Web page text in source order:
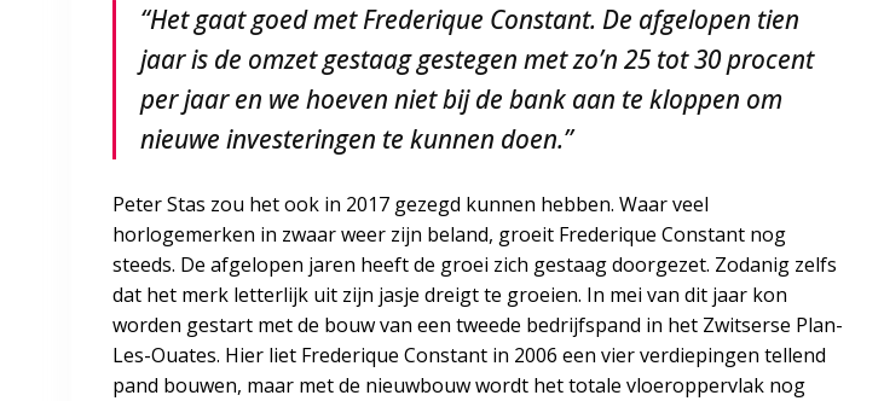
“Het gaat goed met Frederique Constant. De afgelopen tien
jaar is de omzet gestaag gestegen met zo’n 25 tot 30 procent
per jaar en we hoeven niet bij de bank aan te kloppen om
nieuwe investeringen te kunnen doen.”
Peter Stas zou het ook in 2017 gezegd kunnen hebben. Waar veel
horlogemerken in zwaar weer zijn beland, groeit Frederique Constant nog
steeds. De afgelopen jaren heeft de groei zich gestaag doorgezet. Zodanig zelfs
dat het merk letterlijk uit zijn jasje dreigt te groeien. In mei van dit jaar kon
worden gestart met de bouw van een tweede bedrijfspand in het Zwitserse Plan-
Les-Ouates. Hier liet Frederique Constant in 2006 een vier verdiepingen tellend
pand bouwen, maar met de nieuwbouw wordt het totale vloeroppervlak nog